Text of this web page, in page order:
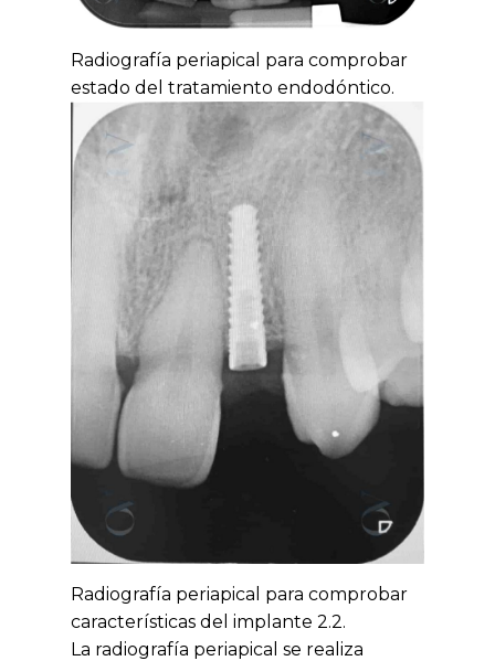
Radiografía periapical para comprobar
estado del tratamiento endodóntico.
Radiografía periapical para comprobar
características del implante 2.2.
La radiografía periapical se realiza